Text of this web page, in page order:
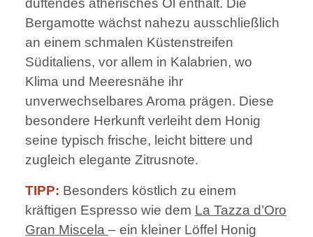
duftendes ätherisches Öl enthält. Die
Bergamotte wächst nahezu ausschließlich
an einem schmalen Küstenstreifen
Süditaliens, vor allem in Kalabrien, wo
Klima und Meeresnähe ihr
unverwechselbares Aroma prägen. Diese
besondere Herkunft verleiht dem Honig
seine typisch frische, leicht bittere und
zugleich elegante Zitrusnote.
TIPP: Besonders köstlich zu einem
kräftigen Espresso wie dem La Tazza d’Oro
Gran Miscela – ein kleiner Löffel Honig